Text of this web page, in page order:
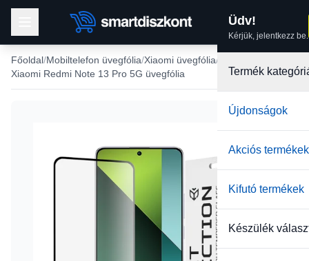
Üdv!
Kérjük, jelentkezz be.
Termék
Újdonságok
Akciós termékek
Kifutó termékek
Készülék
Főoldal Mobiltelefon üvegfólia Xiaomi üvegfólia
Xiaomi Redmi Note 13 Pro 5G üvegfólia